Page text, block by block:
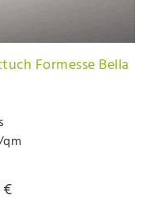
Formesse Bella